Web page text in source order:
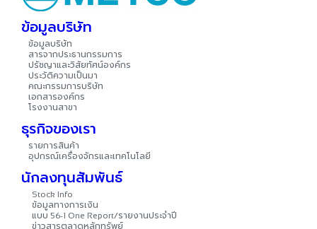
ข้อมูลบริษัท
ข้อมูลบริษัท
สารจากประธานกรรมการ
ปรัชญาและวิสัยทัศน์องค์กร
ประวัติความเป็นมา
คณะกรรมการบริษัท
เอกสารองค์กร
โรงงานสาขา
ธุรกิจของเรา
รายการสินค้า
อุปกรณ์เครื่องจักรและเทคโนโลยี
นักลงทุนสัมพันธ์
Stock Info
ข้อมูลทางการเงิน
แบบ 56-1 One Report/รายงานประจำปี
ข่าวสารตลาดหลักทรัพย์